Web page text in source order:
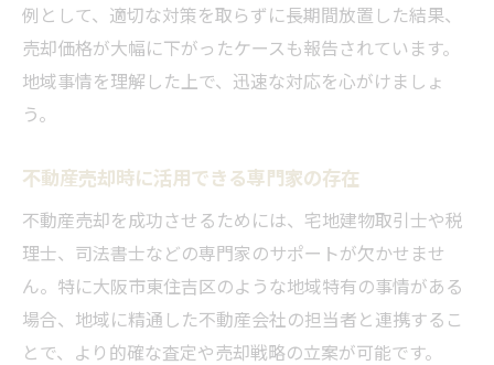
例として、適切な対策を取らずに長期間放置した結果、
売却価格が大幅に下がったケースも報告されています。
地域事情を理解した上で、迅速な対応を心がけましょ
う。
不動産売却時に活用できる専門家の存在
不動産売却を成功させるためには、宅地建物取引士や税
理士、司法書士などの専門家のサポートが欠かせませ
ん。特に大阪市東住吉区のような地域特有の事情がある
場合、地域に精通した不動産会社の担当者と連携するこ
とで、より的確な査定や売却戦略の立案が可能です。